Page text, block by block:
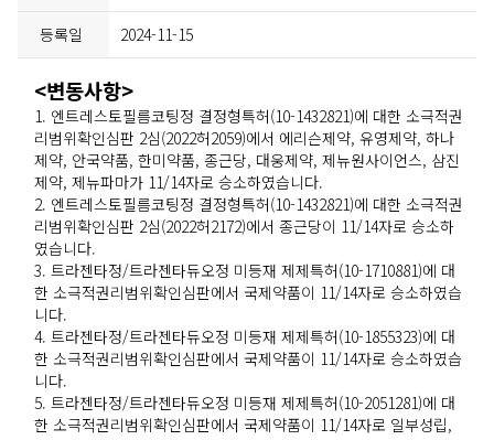
등록일 2024-11-15
<변동사항>
1. 엔트레스토필름코팅정 결정형특허(10-1432821)에 대한 소극적권
리범위확인심판 2심(2022허2059)에서 에리슨제약, 유영제약, 하나
제약, 안국약품, 한미약품, 종근당, 대웅제약, 제뉴원사이언스, 삼진
제약, 제뉴파마가 11/14자로 승소하였습니다.
2. 엔트레스토필름코팅정 결정형특허(10-1432821)에 대한 소극적권
리범위확인심판 2심(2022허2172)에서 종근당이 11/14자로 승소하
였습니다.
3. 트라젠타정/트라젠타듀오정 미등재 제제특허(10-1710881)에 대
한 소극적권리범위확인심판에서 국제약품이 11/14자로 승소하였습
니다.
4. 트라젠타정/트라젠타듀오정 미등재 제제특허(10-1855323)에 대
한 소극적권리범위확인심판에서 국제약품이 11/14자로 승소하였습
니다.
5. 트라젠타정/트라젠타듀오정 미등재 제제특허(10-2051281)에 대
한 소극적권리범위확인심판에서 국제약품이 11/14자로 일부성립,